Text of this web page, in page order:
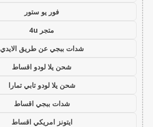
فور يو ستور
متجر 4u
شدات ببجي عن طريق الايدي
شحن يلا لودو اقساط
شحن يلا لودو تابي تمارا
شدات ببجي اقساط
ايتونز امريكي اقساط